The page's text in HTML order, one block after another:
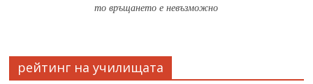
то връщането е невъзможно
рейтинг на училищата